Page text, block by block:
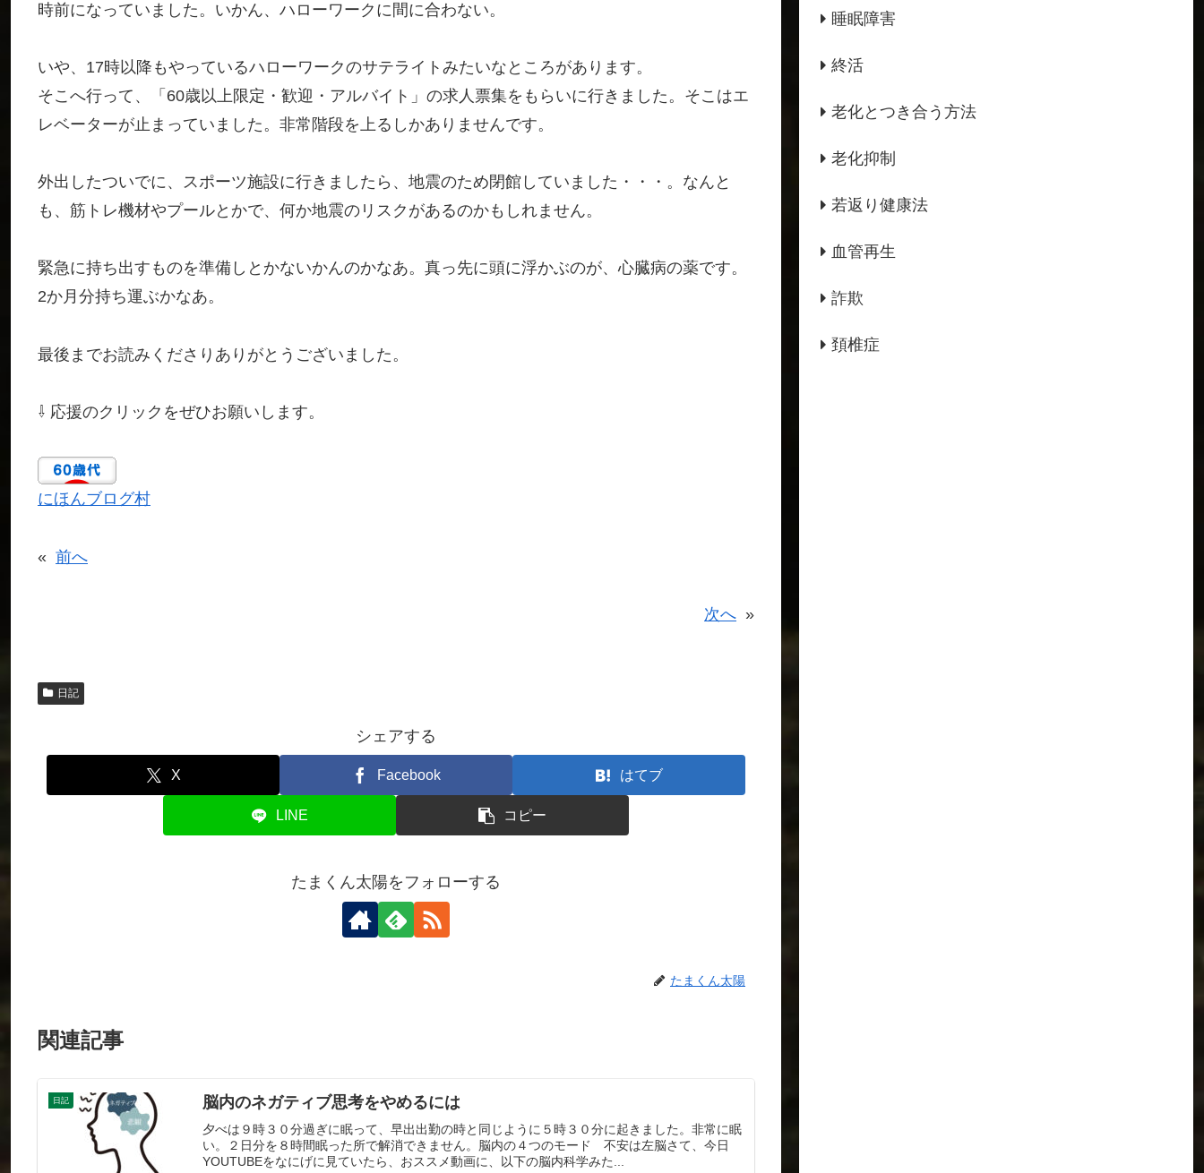
時前になっていました。いかん、ハローワークに間に合わない。
いや、17時以降もやっているハローワークのサテライトみたいなところがあります。
そこへ行って、「60歳以上限定・歓迎・アルバイト」の求人票集をもらいに行きました。そこはエ
レベーターが止まっていました。非常階段を上るしかありませんです。
外出したついでに、スポーツ施設に行きましたら、地震のため閉館していました・・・。なんと
も、筋トレ機材やプールとかで、何か地震のリスクがあるのかもしれません。
緊急に持ち出すものを準備しとかないかんのかなあ。真っ先に頭に浮かぶのが、心臓病の薬です。
2か月分持ち運ぶかなあ。
最後までお読みくださりありがとうございました。
⇩ 応援のクリックをぜひお願いします。
にほんブログ村
« 前へ
次へ »
日記
シェアする
X Facebook はてブ
LINE コピー
たまくん太陽をフォローする
たまくん太陽
関連記事
日記 脳内のネガティブ思考をやめるには
夕べは９時３０分過ぎに眠って、早出出勤の時と同じように５時３０分に起きました。非常に眠
い。２日分を８時間眠った所で解消できません。脳内の４つのモード 不安は左脳さて、今日
YOUTUBEをなにげに見ていたら、おススメ動画に、以下の脳内科学みた...
睡眠障害
終活
老化とつき合う方法
老化抑制
若返り健康法
血管再生
詐欺
頚椎症